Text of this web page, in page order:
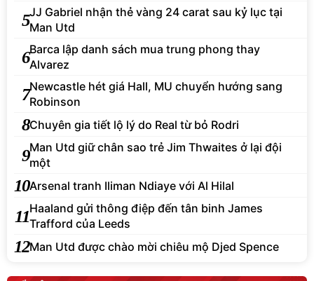
5JJ Gabriel nhận thẻ vàng 24 carat sau kỷ lục tại
Man Utd
6Barca lập danh sách mua trung phong thay
Alvarez
7Newcastle hét giá Hall, MU chuyển hướng sang
Robinson
8Chuyên gia tiết lộ lý do Real từ bỏ Rodri
9Man Utd giữ chân sao trẻ Jim Thwaites ở lại đội
một
10Arsenal tranh Iliman Ndiaye với Al Hilal
11Haaland gửi thông điệp đến tân binh James
Trafford của Leeds
12Man Utd được chào mời chiêu mộ Djed Spence